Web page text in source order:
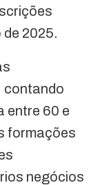
2025.
contando
entre 60 e
formações
negócios